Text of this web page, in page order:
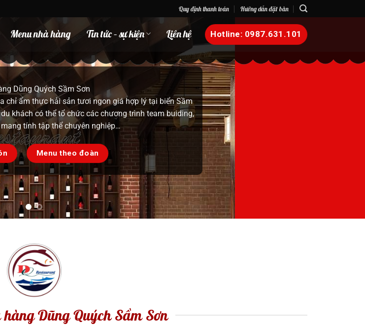
Quy định thanh toán Hướng dẫn đặt bàn
Menu nhà hàng Tin tức – sự kiện Liên hệ Hotline: 0987.631.101
Ẩm thực việt nam
thực Việt Nam cùng gia đình và người thân. Chúng
thực Việt Nam mang đến cảm giác quen thuộc nhưng
sắc cho bạn thưởng thức
Menu theo đoàn
Dũng Quých Sầm Sơn